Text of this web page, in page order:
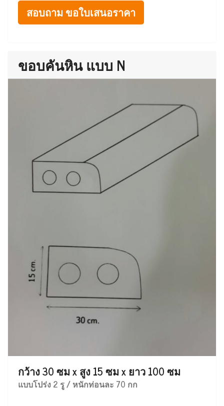
สอบถาม ขอใบเสนอราคา
ขอบคันหิน แบบ N
กว้าง 30 ซม x สูง 15 ซม x ยาว 100 ซม
แบบโปร่ง 2 รู / หนักท่อนละ 70 กก